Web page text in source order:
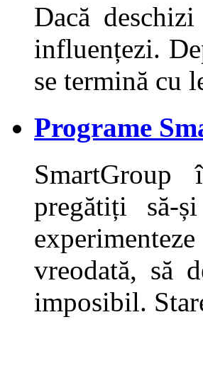
Dacă
influențezi.
se termină cu
Programe
SmartGroup
pregătiți să-
vreodată, să
imposibil.